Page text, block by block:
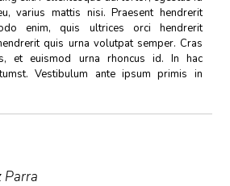
varius mattis nisi. Praesent hendrerit
enim, quis ultrices orci hendrerit
quis urna volutpat semper. Cras
et euismod urna rhoncus id. In hac
Vestibulum ante ipsum primis in
Parra